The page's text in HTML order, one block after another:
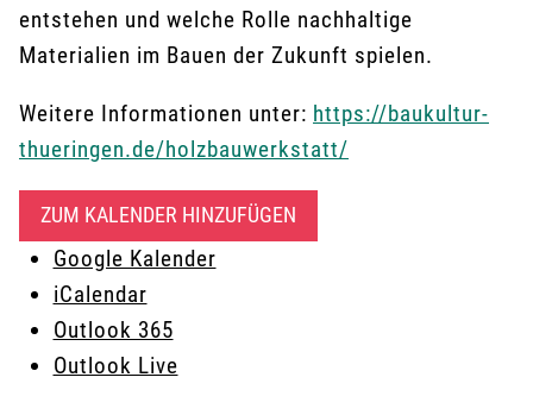
entstehen und welche Rolle nachhaltige
Materialien im Bauen der Zukunft spielen.
Weitere Informationen unter: https://baukultur-
thueringen.de/holzbauwerkstatt/
ZUM KALENDER HINZUFÜGEN
Google Kalender
iCalendar
Outlook 365
Outlook Live